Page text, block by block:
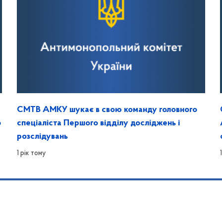
СМТВ АМКУ шукає в свою команду головного
спеціаліста Першого відділу досліджень і
розслідувань
1 рік тому